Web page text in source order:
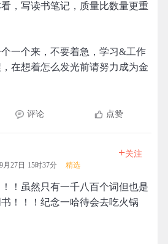
，写读书笔记，质量比数量更重
一个来，不要着急，学习&工作
在想着怎么发光前请努力成为金
评论 点赞
9月27日 15时37分 精选
+关注
！虽然只有一千八百个词但也是
！！！纪念一哈待会去吃火锅